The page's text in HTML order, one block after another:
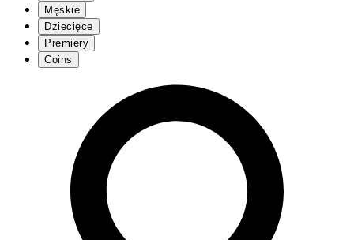
Męskie
Dziecięce
Premiery
Coins